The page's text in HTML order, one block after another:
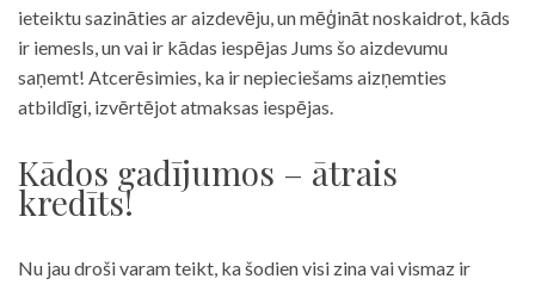
ieteiktu sazināties ar aizdevēju, un mēģināt noskaidrot, kāds
ir iemesls, un vai ir kādas iespējas Jums šo aizdevumu
saņemt! Atcerēsimies, ka ir nepieciešams aizņemties
atbildīgi, izvērtējot atmaksas iespējas.
Kādos gadījumos – ātrais
kredīts!
Nu jau droši varam teikt, ka šodien visi zina vai vismaz ir